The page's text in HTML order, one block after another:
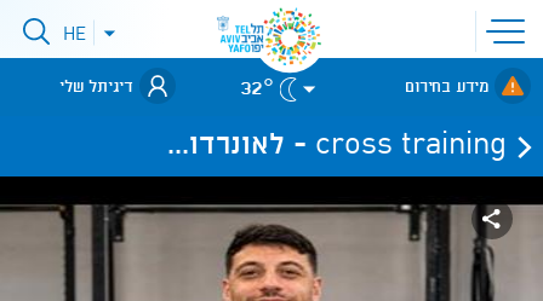
פתיחת
תפריט
אתר
לאתר עיריית
תל-אביב
פתיחתHE
מידע בחירום 32° דיגיתל שלי
cross training - לאונרדו...